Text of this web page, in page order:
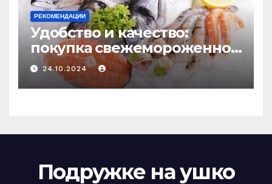
РЕКОМЕНДАЦИИ
Удобство и качество:
покупка свежемороженной
рыбы онлайн
24.10.2024
Подружке на ушко